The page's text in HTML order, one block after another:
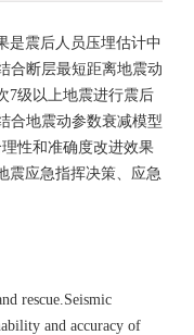
是震后人员压埋估计中
合断层最短距离地震动
7级以上地震进行震后
合地震动参数衰减模型
性和准确度改进效果
震应急指挥决策、应急
rescue.Seismic
and accuracy of